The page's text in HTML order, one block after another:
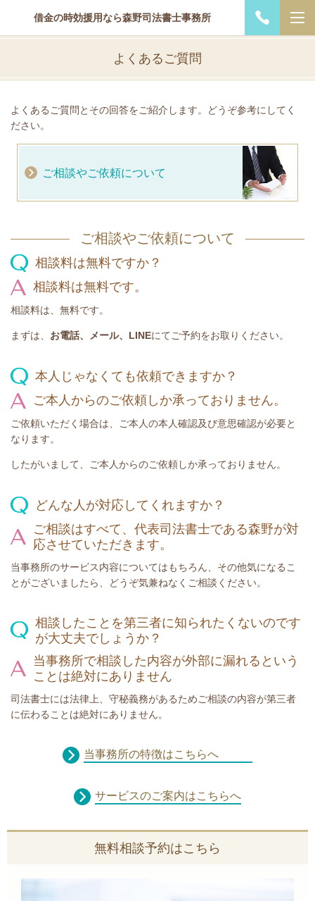
借金の時効援用なら森野司法書士事務所
よくあるご質問
よくあるご質問とその回答をご紹介します。どうぞ参考にしてく
ださい。
ご相談やご依頼について
ご相談やご依頼について
相談料は無料ですか？
相談料は無料です。
相談料は、無料です。
まずは、 お電話、メール、LINEにてご予約をお取りください。
本人じゃなくても依頼できますか？
ご本人からのご依頼しか承っておりません。
ご依頼いただく場合は、ご本人の本人確認及び意思確認が必要と
なります。
したがいまして、ご本人からのご依頼しか承っておりません。
どんな人が対応してくれますか？
ご相談はすべて、代表司法書士である森野が対
応させていただきます。
当事務所のサービス内容についてはもちろん、その他気になるこ
とがございましたら、どうぞ気兼ねなくご相談ください。
相談したことを第三者に知られたくないのです
が大丈夫でしょうか？
当事務所で相談した内容が外部に漏れるという
ことは絶対にありません
司法書士には法律上、守秘義務があるためご相談の内容が第三者
に伝わることは絶対にありません。
当事務所の特徴はこちらへ
サービスのご案内はこちらへ
無料相談予約はこちら